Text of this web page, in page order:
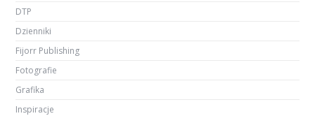
DTP
Dzienniki
Fijorr Publishing
Fotografie
Grafika
Inspiracje